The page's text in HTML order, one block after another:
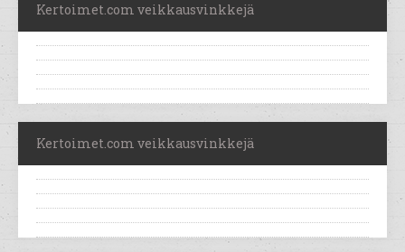
Kertoimet.com veikkausvinkkejä
Kertoimet.com veikkausvinkkejä